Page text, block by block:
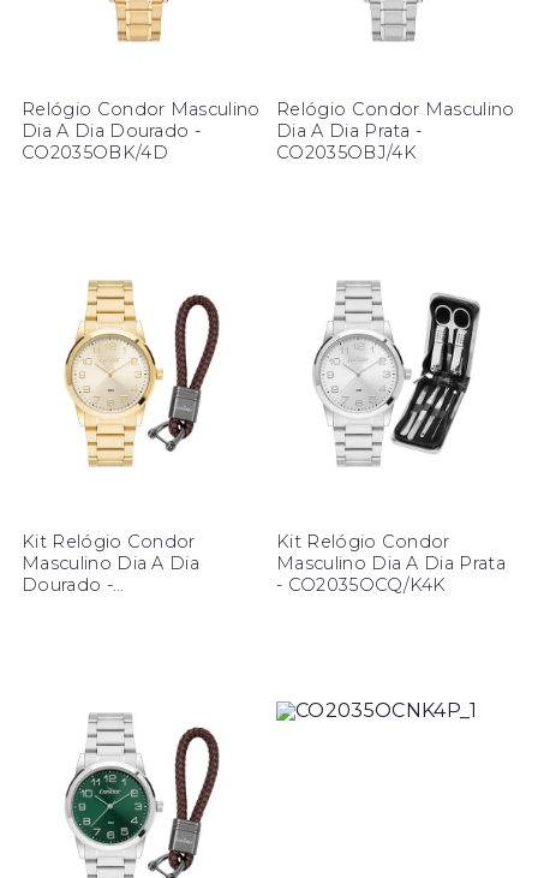
Relógio Condor Masculino
Dia A Dia Dourado -
CO2035OBK/4D
Relógio Condor Masculino
Dia A Dia Prata -
CO2035OBJ/4K
Kit Relógio Condor
Masculino Dia A Dia
Dourado -
Kit Relógio Condor
Masculino Dia A Dia Prata
- CO2035OCQ/K4K